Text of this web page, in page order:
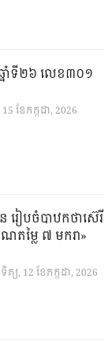
នាំទី២៦ លេខ៣០១
15 ខែ​កក្កដា, 2026
ៀបចំបាឋកថាស៊េរី
ម្លៃ ៧ មករា»
ទិត្យ, 12 ខែ​កក្កដា, 2026